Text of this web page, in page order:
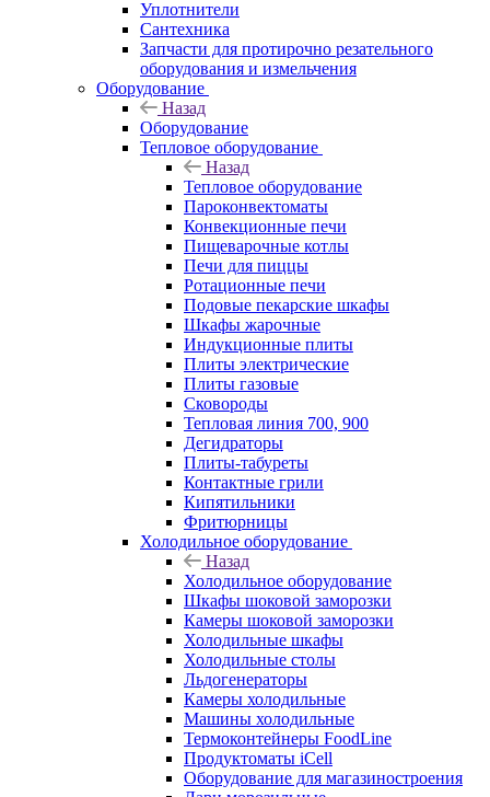
Уплотнители
Сантехника
Запчасти для протирочно резательного
оборудования и измельчения
Оборудование
Назад
Оборудование
Тепловое оборудование
Назад
Тепловое оборудование
Пароконвектоматы
Конвекционные печи
Пищеварочные котлы
Печи для пиццы
Ротационные печи
Подовые пекарские шкафы
Шкафы жарочные
Индукционные плиты
Плиты электрические
Плиты газовые
Сковороды
Тепловая линия 700, 900
Дегидраторы
Плиты-табуреты
Контактные грили
Кипятильники
Фритюрницы
Холодильное оборудование
Назад
Холодильное оборудование
Шкафы шоковой заморозки
Камеры шоковой заморозки
Холодильные шкафы
Холодильные столы
Льдогенераторы
Камеры холодильные
Машины холодильные
Термоконтейнеры FoodLine
Продуктоматы iCell
Оборудование для магазиностроения